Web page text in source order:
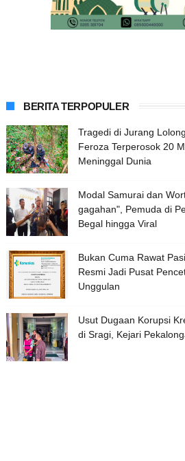
BERITA TERPOPULER
Tragedi di Jurang
Feroza Terperosok 20
Meninggal Dunia
Modal Samurai dan
gagahan", Pemuda di
Begal hingga Viral
Bukan Cuma Rawat
Resmi Jadi Pusat
Unggulan
Usut Dugaan Korupsi
di Sragi, Kejari